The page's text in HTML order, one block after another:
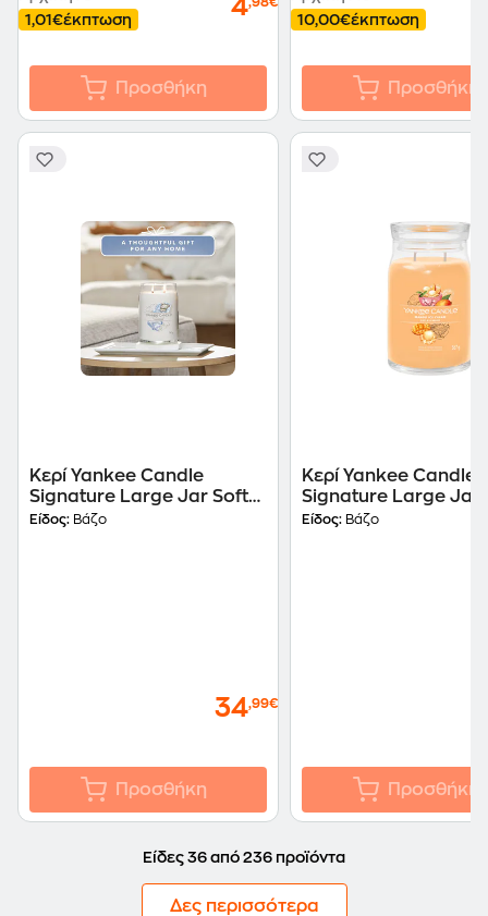
1,01€έκπτωση 4
Προσθήκη
10,00€έκπτωση
Προσθήκη
Κερί Yankee Candle
Signature Large Jar Soft
Blanket
Είδος: Βάζο
34,99€
Προσθήκη
Κερί Yankee Candle
Signature Large Jar
Mango Ice Cream
Είδος: Βάζο
Προσθήκη
Είδες 36 από 236 προϊόντα
Δες περισσότερα